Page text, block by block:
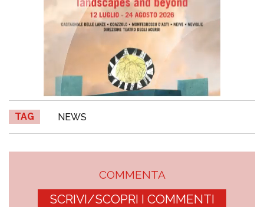
TAG NEWS
COMMENTA
SCRIVI/SCOPRI I COMMENTI